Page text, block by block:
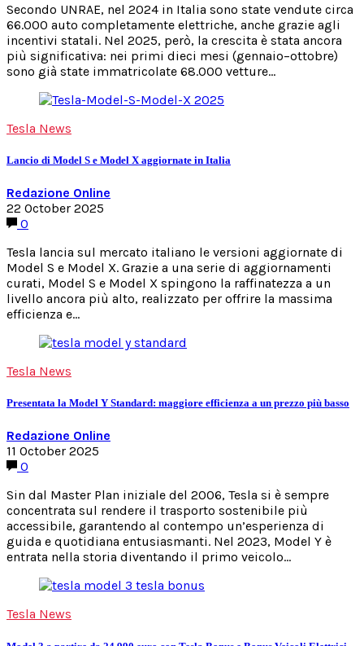
Secondo UNRAE, nel 2024 in Italia sono state vendute circa
66.000 auto completamente elettriche, anche grazie agli
incentivi statali. Nel 2025, però, la crescita è stata ancora
più significativa: nei primi dieci mesi (gennaio–ottobre)
sono già state immatricolate 68.000 vetture…
Tesla News
Lancio di Model S e Model X aggiornate in Italia
Redazione Online
22 October 2025
0
Tesla lancia sul mercato italiano le versioni aggiornate di
Model S e Model X. Grazie a una serie di aggiornamenti
curati, Model S e Model X spingono la raffinatezza a un
livello ancora più alto, realizzato per offrire la massima
efficienza e…
Tesla News
Presentata la Model Y Standard: maggiore efficienza a un prezzo più basso
Redazione Online
11 October 2025
0
Sin dal Master Plan iniziale del 2006, Tesla si è sempre
concentrata sul rendere il trasporto sostenibile più
accessibile, garantendo al contempo un’esperienza di
guida e quotidiana entusiasmanti. Nel 2023, Model Y è
entrata nella storia diventando il primo veicolo…
Tesla News